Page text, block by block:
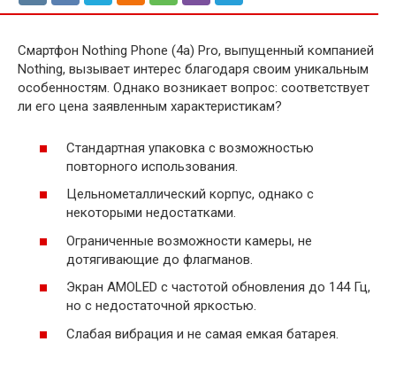
Смартфон Nothing Phone (4a) Pro, выпущенный компанией
Nothing, вызывает интерес благодаря своим уникальным
особенностям. Однако возникает вопрос: соответствует
ли его цена заявленным характеристикам?
Стандартная упаковка с возможностью
повторного использования.
Цельнометаллический корпус, однако с
некоторыми недостатками.
Ограниченные возможности камеры, не
дотягивающие до флагманов.
Экран AMOLED с частотой обновления до 144 Гц,
но с недостаточной яркостью.
Слабая вибрация и не самая емкая батарея.